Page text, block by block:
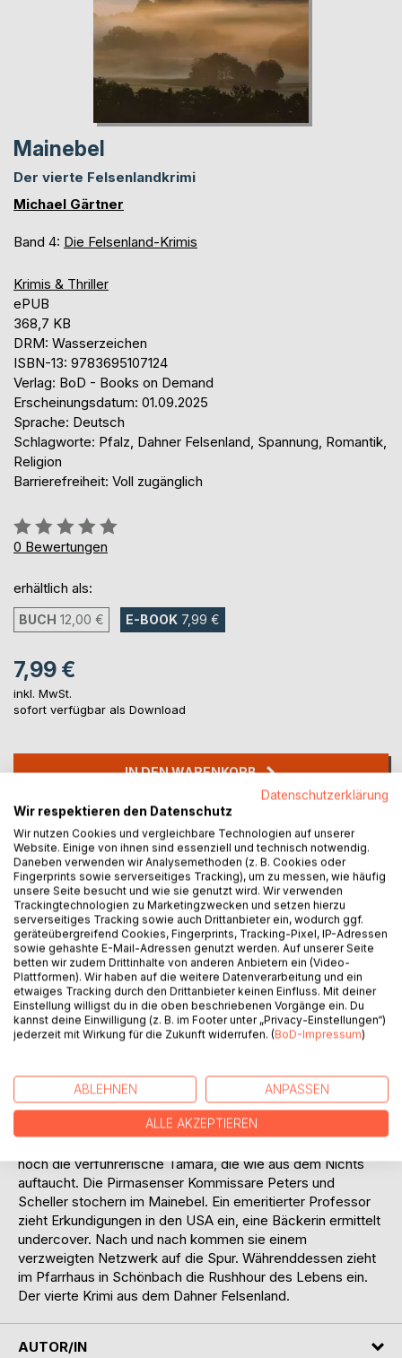
Mainebel
Der vierte Felsenlandkrimi
Michael Gärtner
Band 4: Die Felsenland-Krimis
Krimis & Thriller
ePUB
368,7 KB
DRM: Wasserzeichen
ISBN-13: 9783695107124
Verlag: BoD - Books on Demand
Erscheinungsdatum: 01.09.2025
Sprache: Deutsch
Schlagworte: Pfalz, Dahner Felsenland, Spannung, Romantik,
Religion
Barrierefreiheit: Voll zugänglich
Bewertung::
0%
0 Bewertungen
erhältlich als:
BUCH 12,00 € E-BOOK 7,99 €
7,99 €
inkl. MwSt.
sofort verfügbar als Download
IN DEN WARENKORB
Auf die Merkliste
Titel bewerten
BESCHREIBUNG
Was hat es mit dem sogenannten Lotsen auf sich, dem
Landschaft des Königsbruchs im Frühling neu erwacht,
stört der Tod die Idylle. Zwei Mitglieder einer
Seminargruppe, die in der Heilsbach bei Schönau tagt,
noch die verführerische Tamara, die wie aus dem Nichts
auftaucht. Die Pirmasenser Kommissare Peters und
Scheller stochern im Mainebel. Ein emeritierter Professor
zieht Erkundigungen in den USA ein, eine Bäckerin ermittelt
undercover. Nach und nach kommen sie einem
verzweigten Netzwerk auf die Spur. Währenddessen zieht
im Pfarrhaus in Schönbach die Rushhour des Lebens ein.
Der vierte Krimi aus dem Dahner Felsenland.
AUTOR/IN
Datenschutzerklärung
Wir respektieren den Datenschutz
Wir nutzen Cookies und vergleichbare Technologien auf unserer
Website. Einige von ihnen sind essenziell und technisch notwendig.
Daneben verwenden wir Analysemethoden (z. B. Cookies oder
Fingerprints sowie serverseitiges Tracking), um zu messen, wie häufig
unsere Seite besucht und wie sie genutzt wird. Wir verwenden
Trackingtechnologien zu Marketingzwecken und setzen hierzu
serverseitiges Tracking sowie auch Drittanbieter ein, wodurch ggf.
geräteübergreifend Cookies, Fingerprints, Tracking-Pixel, IP-Adressen
sowie gehashte E-Mail-Adressen genutzt werden. Auf unserer Seite
betten wir zudem Drittinhalte von anderen Anbietern ein (Video-
Plattformen). Wir haben auf die weitere Datenverarbeitung und ein
etwaiges Tracking durch den Drittanbieter keinen Einfluss. Mit deiner
Einstellung willigst du in die oben beschriebenen Vorgänge ein. Du
kannst deine Einwilligung (z. B. im Footer unter „Privacy-Einstellungen“)
jederzeit mit Wirkung für die Zukunft widerrufen. (BoD-Impressum)
ABLEHNEN ANPASSEN
ALLE AKZEPTIEREN